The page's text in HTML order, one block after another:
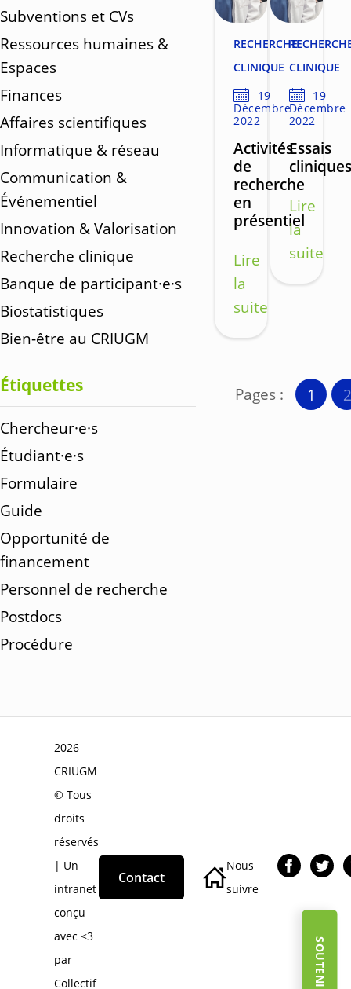
Subventions et CVs
Ressources humaines &
Espaces
Finances
Affaires scientifiques
Informatique & réseau
Communication &
Événementiel
Innovation & Valorisation
Recherche clinique
Banque de participant·e·s
Biostatistiques
Bien-être au CRIUGM
Étiquettes
Chercheur·e·s
Étudiant·e·s
Formulaire
Guide
Opportunité de
financement
Personnel de recherche
Postdocs
Procédure
RECHERCHE
CLINIQUE
19
Décembre
2022
Activités
de
recherche
en
présentiel
Lire
la
suite
CLINIQUE
19
Décembre
2022
Essais
cliniques
Lire
la
suite
Pages : 1 2
2026
CRIUGM
© Tous
droits
réservés
| Un
intranet
conçu
avec <3
par
Collectif
Contact
Nous
suivre